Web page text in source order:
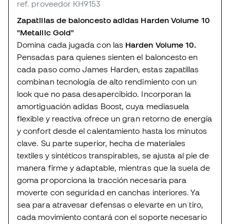
ref. proveedor KH9153
Zapatillas de baloncesto adidas Harden Volume 10
"Metallic Gold"
Domina cada jugada con las Harden Volume 10.
Pensadas para quienes sienten el baloncesto en
cada paso comoJames Harden, estas zapatillas
combinan tecnología de alto rendimiento con un
look que no pasa desapercibido. Incorporan la
amortiguación adidas Boost, cuya mediasuela
flexible y reactiva ofrece un gran retorno de energía
y confort desde el calentamiento hasta los minutos
clave. Su parte superior, hecha de materiales
textiles y sintéticos transpirables, se ajusta al pie de
manera firme y adaptable, mientras que la suela de
goma proporciona la tracción necesaria para
moverte con seguridad en canchas interiores. Ya
sea para atravesar defensas o elevarte en un tiro,
cada movimiento contará con el soporte necesario